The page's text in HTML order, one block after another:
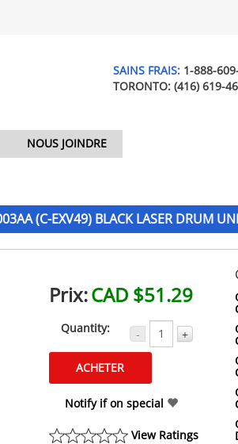
SAINS FRAIS: 1-888-
TORONTO: (416) 619-
NOUS JOINDRE
(C-EXV49) BLACK LASER DRUM
Prix:CAD $51.29
Quantity: - +
Notify if on special
View Ratings